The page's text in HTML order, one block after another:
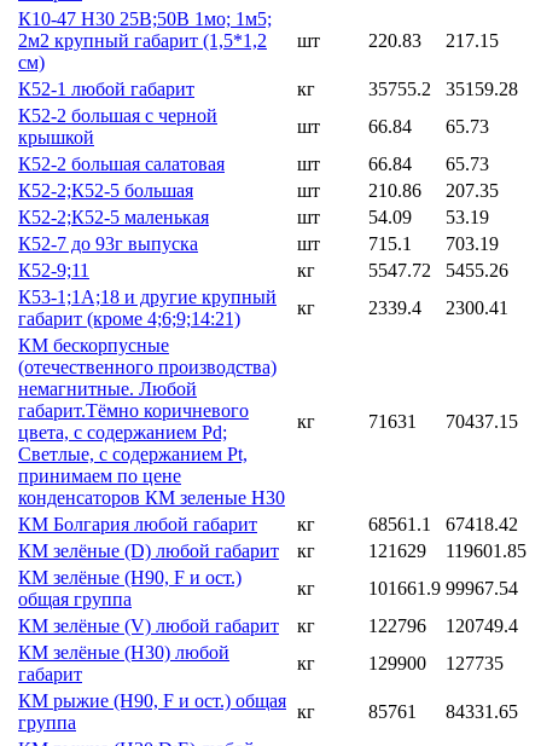
К10-47 Н30 25В;50В 1мо; 1м5;
2м2 крупный габарит (1,5*1,2
см)
шт 220.83 217.15
К52-1 любой габарит кг 35755.2
35159.28
К52-2 большая с черной
крышкой
шт 66.84
65.73
К52-2 большая салатовая
шт 66.84
65.73
К52-2;К52-5 большая
шт 210.86
207.35
К52-2;К52-5 маленькая
шт 54.09
53.19
К52-7 до 93г выпуска
шт 715.1
703.19
К52-9;11
кг 5547.72
5455.26
К53-1;1А;18 и другие крупный
габарит (кроме 4;6;9;14:21)
кг 2339.4
2300.41
КМ бескорпусные
(отечественного производства)
немагнитные. Любой
габарит.Тёмно коричневого
цвета, с содержанием Pd;
Светлые, с содержанием Pt,
принимаем по цене
конденсаторов КМ зеленые Н30
кг 71631 70437.15
КМ Болгария любой габарит кг 68561.1
67418.42
КМ зелёные (D) любой габарит
кг 121629
119601.85
КМ зелёные (H90, F и ост.)
общая группа
кг 101661.9 99967.54
КМ зелёные (V) любой габарит
кг 122796
120749.4
КМ зелёные (Н30) любой
габарит
кг 129900
127735
КМ рыжие (H90, F и ост.) общая
группа
кг 85761
84331.65